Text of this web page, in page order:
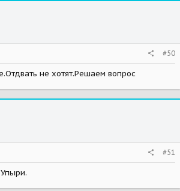
#50
не хотят.Решаем вопрос
#51